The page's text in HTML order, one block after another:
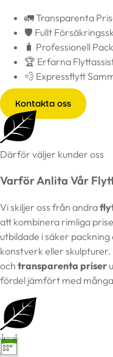
🚛 Transparenta
🛡️ Fullt
🧳 Professionell
🏆 Erfarna
💨 Expressflytt
Kontakta oss
Därför väljer kunder oss
Varför Anlita Vår
Vi skiljer oss från andra
att kombinera rimliga
utbildade i säker
konstverk eller
och transparenta priser
fördel jämfört med